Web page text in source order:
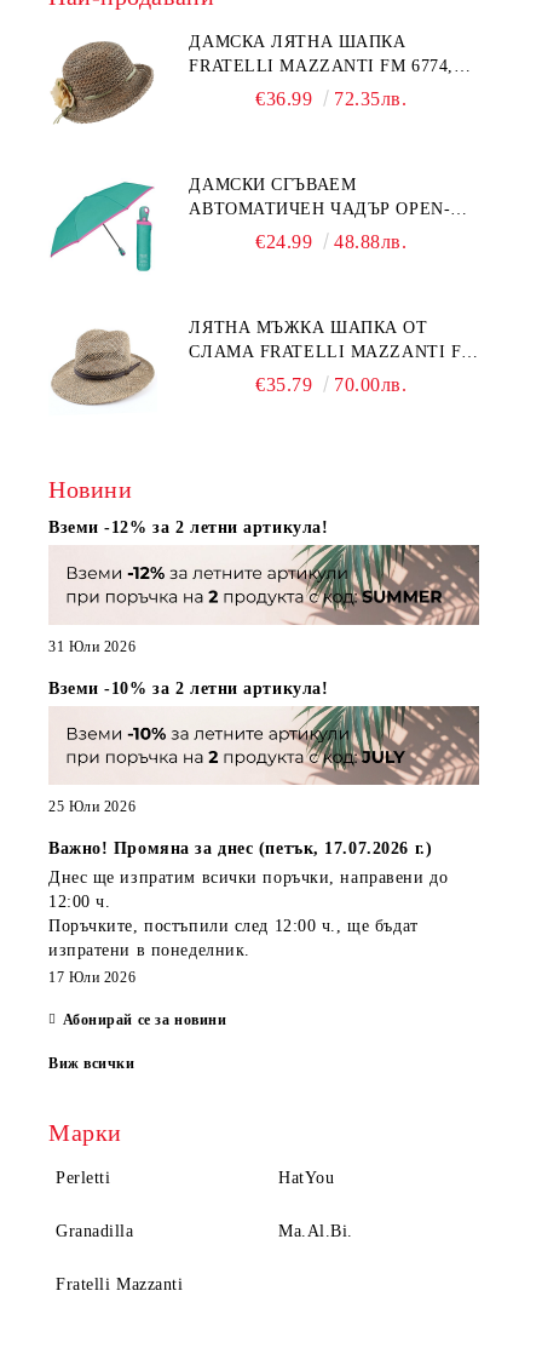
ДАМСКА ЛЯТНА ШАПКА
FRATELLI MAZZANTI FM 6774,
НАТУРАЛЕН/ЖЪЛТО ЦВЕТЕ
€36.99 72.35лв.
ДАМСКИ СГЪВАЕМ
АВТОМАТИЧЕН ЧАДЪР OPEN-
CLOSE | PERLETTI TECHNOLOGY
€24.99 48.88лв.
ЛЯТНА МЪЖКА ШАПКА ОТ
СЛАМА FRATELLI MAZZANTI FM
7936, НАТУРАЛЕН
€35.79 70.00лв.
Новини
Вземи -12% за 2 летни артикула!
31 Юли 2026
Вземи -10% за 2 летни артикула!
25 Юли 2026
Важно! Промяна за днес (петък, 17.07.2026 г.)
Днес ще изпратим всички поръчки, направенидо
12:00 ч.
Поръчките, постъпили след 12:00 ч. , ще бъдат
изпратени в понеделник.
17 Юли 2026
Абонирай се за новини
Виж всички
Марки
Perletti HatYou
Granadilla Ma.Al.Bi.
Fratelli Mazzanti